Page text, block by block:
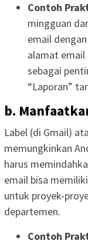
Contoh
mingguan
email
alamat
sebagai
“Laporan”
b.
Label (di Gmail)
memungkinkan
harus
email bisa
untuk proyek-
departemen.
Contoh